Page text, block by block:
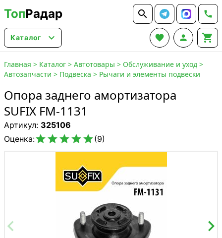
ТопРадар  
Каталог    
Главная > Каталог > Автотовары > Обслуживание и уход >
Автозапчасти > Подвеска > Рычаги и элементы подвески
Опора заднего амортизатора
SUFIX FM-1131
Артикул: 325106
Оценка:(9)